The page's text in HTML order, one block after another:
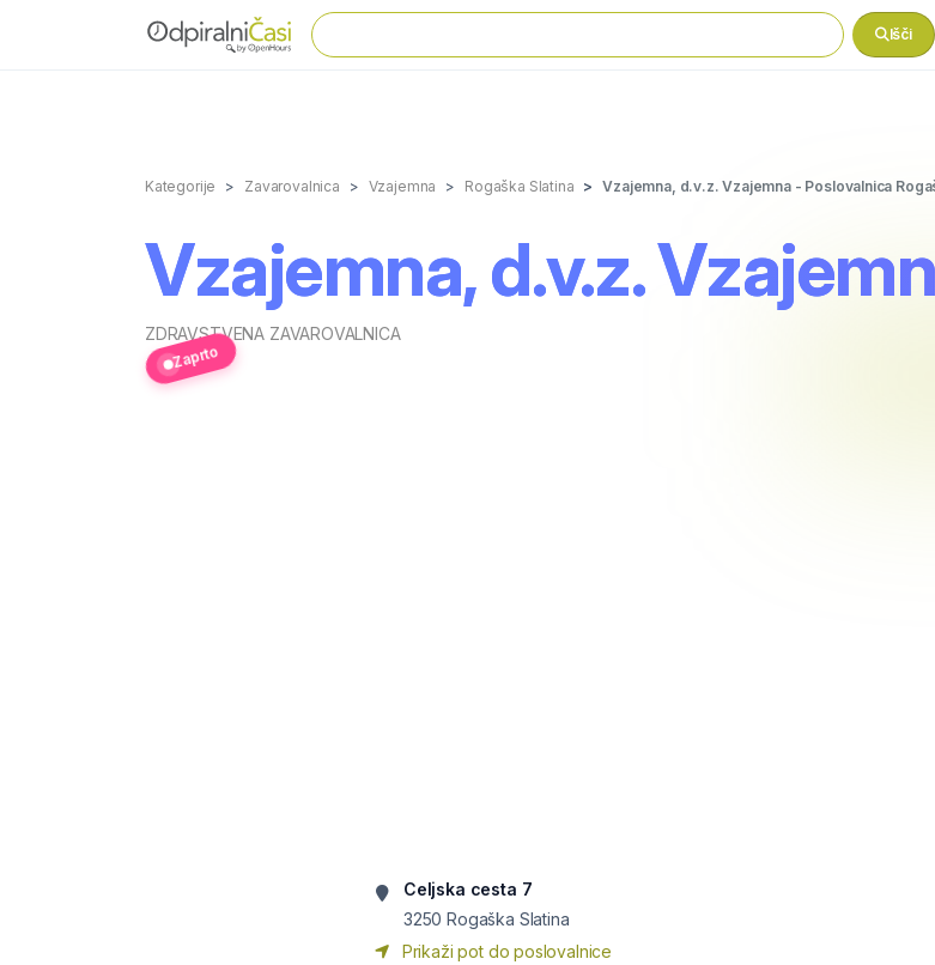
Išči
Kategorije Zavarovalnica Vzajemna Rogaška Slatina Vzajemna, d.v.z. Vzajemna - Poslovalnica
Vzajemna, d.v.z.
ZDRAVSTVENA ZAVAROVALNICA
Zaprto
Celjska cesta 7
3250 Rogaška Slatina
Prikaži pot do poslovalnice